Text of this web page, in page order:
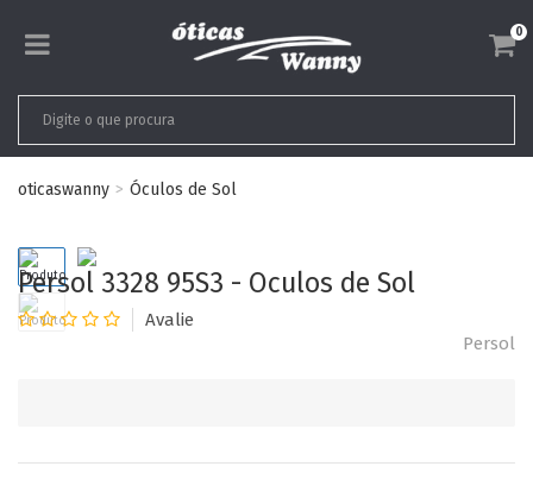
0
oticaswanny Óculos de Sol
Persol 3328 95S3 - Oculos de Sol
Persol